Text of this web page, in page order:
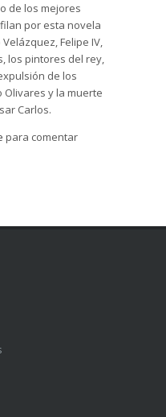
de los mejores
por esta novela
Felipe IV,
los pintores del rey,
de los
Olivares y la muerte
Carlos.
para comentar